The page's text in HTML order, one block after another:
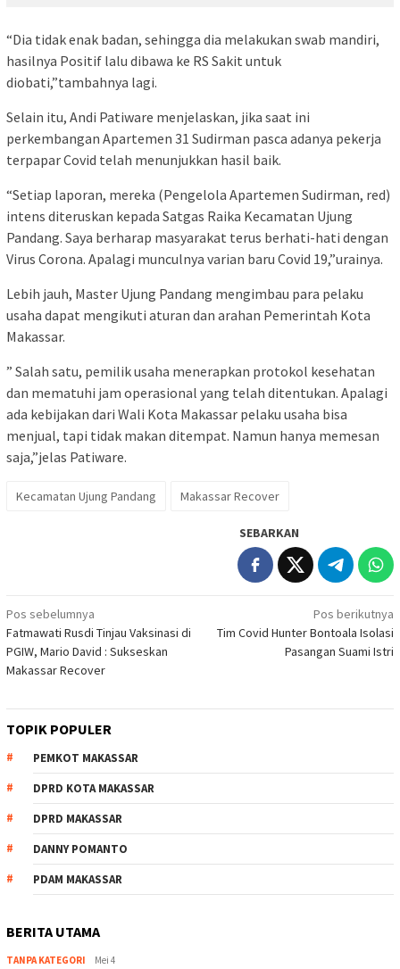
“Dia tidak enak badan, sehingga dia melakukan swab mandiri,
hasilnya Positif lalu dibawa ke RS Sakit untuk
diobati,”tambahnya lagi.
Selain itu, Andi Patiware menjelaskan, jika saat ini
perkembangan Apartemen 31 Sudirman pasca adanya pekerja
terpapar Covid telah menunjukkan hasil baik.
“Setiap laporan, mereka (Pengelola Apartemen Sudirman, red)
intens diteruskan kepada Satgas Raika Kecamatan Ujung
Pandang. Saya berharap masyarakat terus berhati-hati dengan
Virus Corona. Apalagi munculnya varian baru Covid 19,”urainya.
Lebih jauh, Master Ujung Pandang mengimbau para pelaku
usaha dapat mengikuti aturan dan arahan Pemerintah Kota
Makassar.
” Salah satu, pemilik usaha menerapkan protokol kesehatan
dan mematuhi jam operasional yang telah ditentukan. Apalagi
ada kebijakan dari Wali Kota Makassar pelaku usaha bisa
menjual, tapi tidak makan ditempat. Namun hanya memesan
saja,”jelas Patiware.
Kecamatan Ujung Pandang Makassar Recover
SEBARKAN
Navigasi
pos
Pos sebelumnya
Fatmawati Rusdi Tinjau Vaksinasi di
PGIW, Mario David : Sukseskan
Makassar Recover
Pos berikutnya
Tim Covid Hunter Bontoala Isolasi
Pasangan Suami Istri
TOPIK POPULER
PEMKOT MAKASSAR
DPRD KOTA MAKASSAR
DPRD MAKASSAR
DANNY POMANTO
PDAM MAKASSAR
BERITA UTAMA
TANPA KATEGORI Mei 4